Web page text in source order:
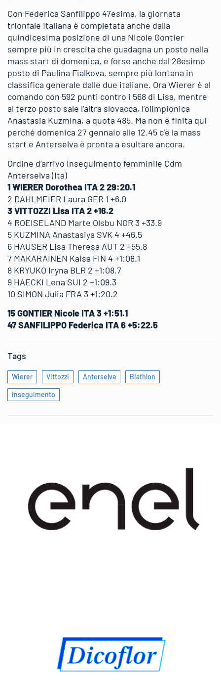
Con Federica Sanfilippo 47esima, la giornata
trionfale italiana è completata anche dalla
quindicesima posizione di una Nicole Gontier
sempre più in crescita che guadagna un posto nella
mass start di domenica, e forse anche dal 28esimo
posto di Paulina Fialkova, sempre più lontana in
classifica generale dalle due italiane. Ora Wierer è al
comando con 592 punti contro i 568 di Lisa, mentre
al terzo posto sale l’altra slovacca, l’olimpionica
Anastasia Kuzmina, a quota 485. Ma non è finita qui
perché domenica 27 gennaio alle 12.45 c’è la mass
start e Anterselva è pronta a esultare ancora.
Ordine d’arrivo Inseguimento femminile Cdm
Anterselva (Ita)
1 WIERER Dorothea ITA 2 29:20.1
2 DAHLMEIER Laura GER 1 +6.0
3 VITTOZZI Lisa ITA 2 +16.2
4 ROEISELAND Marte Olsbu NOR 3 +33.9
5 KUZMINA Anastasiya SVK 4 +46.5
6 HAUSER Lisa Theresa AUT 2 +55.8
7 MAKARAINEN Kaisa FIN 4 +1:08.1
8 KRYUKO Iryna BLR 2 +1:08.7
9 HAECKI Lena SUI 2 +1:09.3
10 SIMON Julia FRA 3 +1:20.2
15 GONTIER Nicole ITA 3 +1:51.1
47 SANFILIPPO Federica ITA 6 +5:22.5
Tags
Wierer Vittozzi Anterselva Biathlon
inseguimento